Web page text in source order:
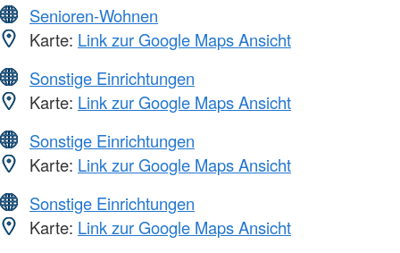
Senioren-Wohnen
Karte: Link zur Google Maps Ansicht
Sonstige Einrichtungen
Karte: Link zur Google Maps Ansicht
Sonstige Einrichtungen
Karte: Link zur Google Maps Ansicht
Sonstige Einrichtungen
Karte: Link zur Google Maps Ansicht